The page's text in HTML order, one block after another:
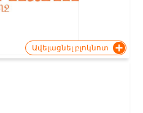
Ավելացնել բլոկնոտ